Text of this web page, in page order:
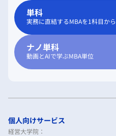
単科
実務に直結するMBAを1科目から
ナノ単科
動画とAIで学ぶMBA単位
個人向けサービス
経営大学院：